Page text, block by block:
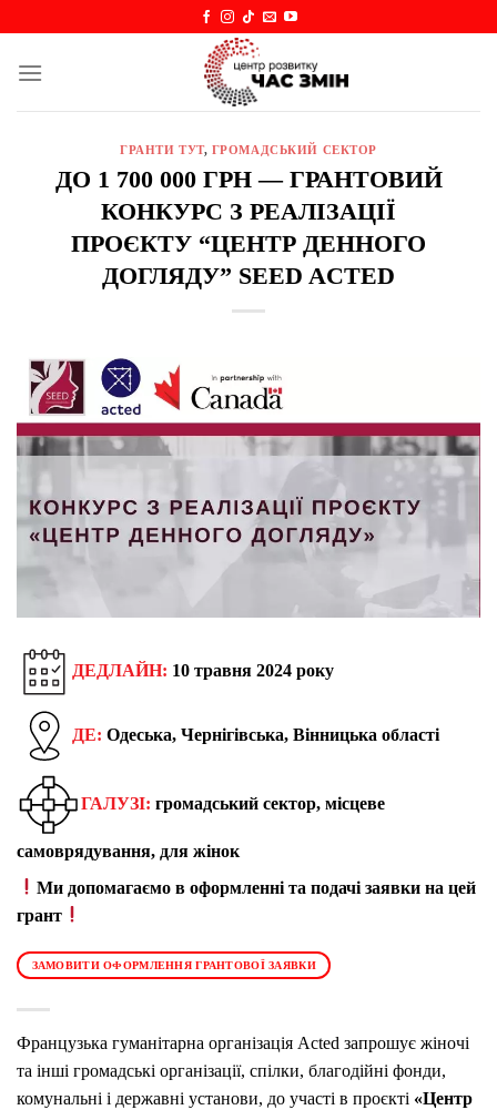
content
ГРАНТИ ТУТ, ГРОМАДСЬКИЙ СЕКТОР
ДО 1 700 000 ГРН — ГРАНТОВИЙ
КОНКУРС З РЕАЛІЗАЦІЇ
ПРОЄКТУ “ЦЕНТР ДЕННОГО
ДОГЛЯДУ” SEED ACTED
ДЕДЛАЙН: 10 травня 2024 року
ДЕ: Одеська, Чернігівська, Вінницька області
ГАЛУЗІ: громадський сектор, місцеве
самоврядування, для жінок
Ми допомагаємо в оформленні та подачі заявки на цей
грант
ЗАМОВИТИ ОФОРМЛЕННЯ ГРАНТОВОЇ ЗАЯВКИ
Французька гуманітарна організація Aсted запрошує жіночі
та інші громадські організації, спілки, благодійні фонди,
комунальні і державні установи, до участі в проєкті «Центр